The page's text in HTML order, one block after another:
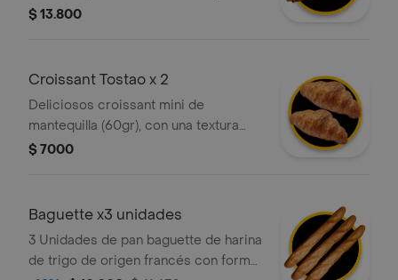
con relleno de queso
$ 13.800
Croissant Tostao x 2
Deliciosos croissant mini de
mantequilla (60gr), con una textura
crujiente por fuera y suave por
mantequilla. ¡perfecto para cualquier
momento del día!
$ 7000
Baguette x3 unidades
3 Unidades de pan baguette de harina
de trigo de origen francés con forma